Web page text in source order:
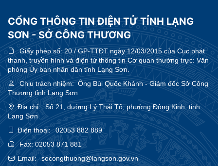
CỔNG THÔNG TIN ĐIỆN TỬ TỈNH LẠNG
SƠN - SỞ CÔNG THƯƠNG
Giấy phép số:20 / GP-TTĐT ngày 12/03/2015 của Cục phát
thanh, truyền hình và điện tử thông tin Cơ quan thường trực: Văn
phòng Ủy ban nhân dân tỉnh Lạng Sơn.
Chịu trách nhiệm:Ông Bùi Quốc Khánh - Giám đốc Sở Công
Thương tỉnh Lạng Sơn
Địa chỉ:
Số 21, đường Lý Thái Tổ, phường Đông Kinh, tỉnh
Lạng Sơn
Điện thoại:
02053 882 889
Fax:02053 871 881
Email:
socongthuong@langson.gov.vn